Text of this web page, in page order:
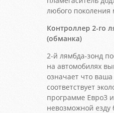
любого поколения
Контроллер 2-го
(обманка)
2-й лямбда-зонд
на автомобилях
означает что
соответствует
программе Евро3
невозможной езду